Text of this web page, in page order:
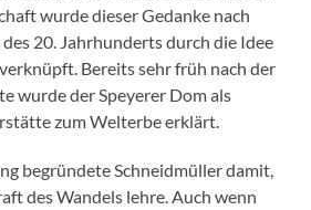
wurde dieser Gedanke nach
20. Jahrhunderts durch die Idee
Bereits sehr früh nach der
wurde der Speyerer Dom als
zum Welterbe erklärt.
begründete Schneidmüller damit,
des Wandels lehre. Auch wenn